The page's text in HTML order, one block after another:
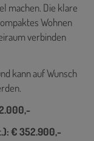
machen. Die klare
Wohnen
verbinden
kann auf Wunsch
€ 352.900,-